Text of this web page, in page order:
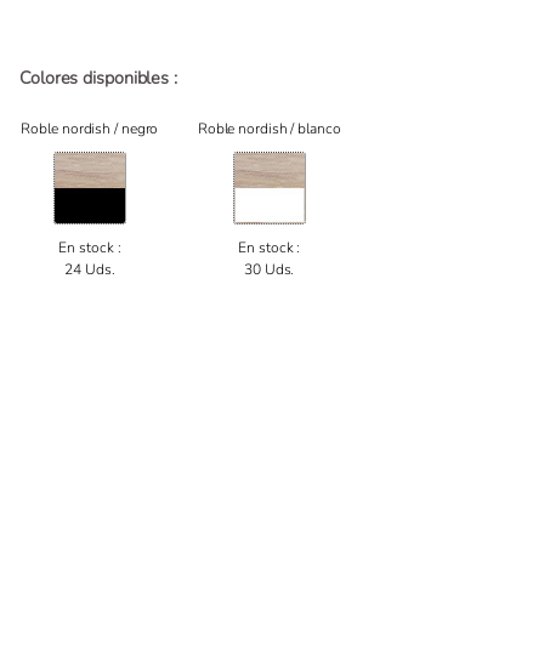
Colores disponibles :
Roble nordish / negro
En stock :
24 Uds.
Roble nordish / blanco
En stock :
30 Uds.